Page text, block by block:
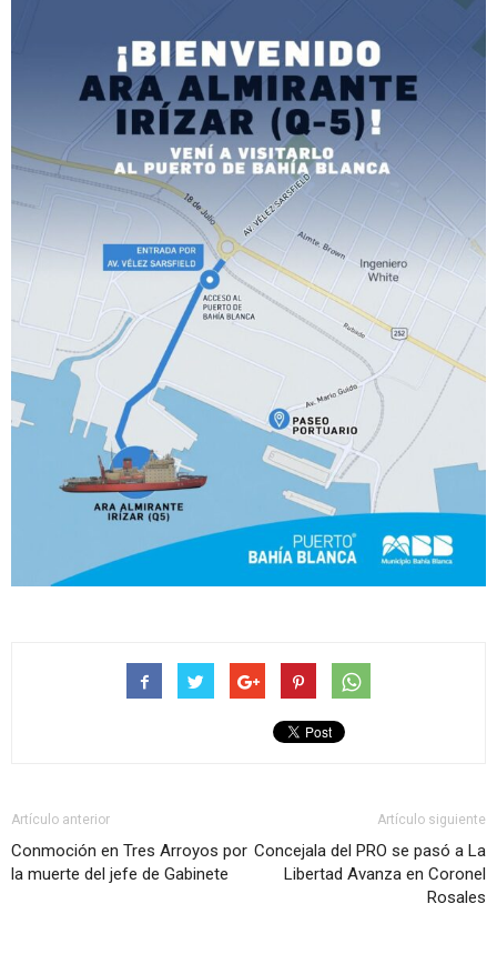
Artículo anterior
Conmoción en Tres Arroyos por
la muerte del jefe de Gabinete
Artículo siguiente
Concejala del PRO se pasó a La
Libertad Avanza en Coronel
Rosales